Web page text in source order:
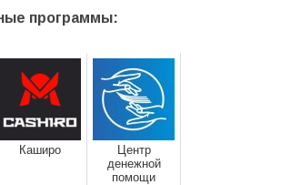
программы:
Каширо
Центр
денежной
помощи